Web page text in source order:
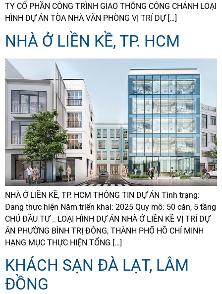
TY CỔ PHẦN CÔNG TRÌNH GIAO THÔNG CÔNG CHÁNH LOẠI
HÌNH DỰ ÁN TÒA NHÀ VĂN PHÒNG VỊ TRÍ DỰ […]
NHÀ Ở LIỀN KỀ, TP. HCM
NHÀ Ở LIỀN KỀ, TP. HCM THÔNG TIN DỰ ÁN Tình trạng:
Đang thực hiện Năm triển khai: 2025 Quy mô: 50 căn, 5 tầng
CHỦ ĐẦU TƯ _ LOẠI HÌNH DỰ ÁN NHÀ Ở LIỀN KỀ VỊ TRÍ DỰ
ÁN PHƯỜNG BÌNH TRỊ ĐÔNG, THÀNH PHỐ HỒ CHÍ MINH
HẠNG MỤC THỰC HIỆN TỔNG […]
KHÁCH SẠN ĐÀ LẠT, LÂM
ĐỒNG